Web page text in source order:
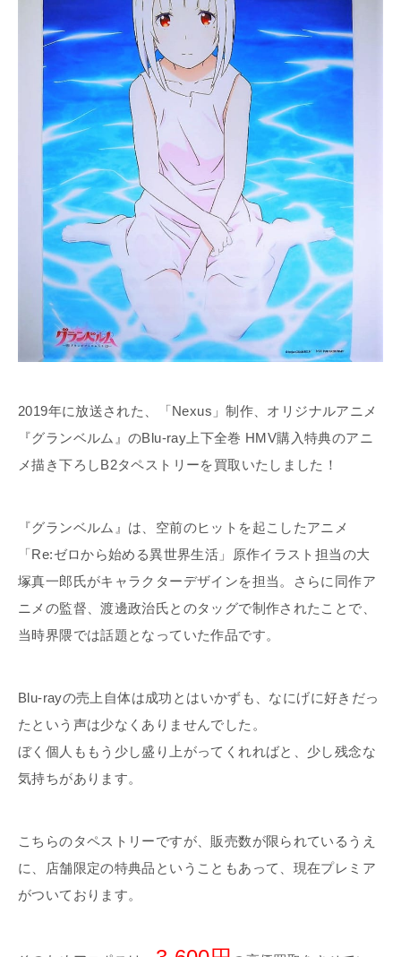
2019年に放送された、「Nexus」制作、オリジナルアニメ
『グランベルム』のBlu-ray上下全巻 HMV購入特典のアニ
メ描き下ろしB2タペストリーを買取いたしました！
『グランベルム』は、空前のヒットを起こしたアニメ
「Re:ゼロから始める異世界生活」原作イラスト担当の大
塚真一郎氏がキャラクターデザインを担当。さらに同作ア
ニメの監督、渡邊政治氏とのタッグで制作されたことで、
当時界隈では話題となっていた作品です。
Blu-rayの売上自体は成功とはいかずも、なにげに好きだっ
たという声は少なくありませんでした。
ぼく個人ももう少し盛り上がってくれればと、少し残念な
気持ちがあります。
こちらのタペストリーですが、販売数が限られているうえ
に、店舗限定の特典品ということもあって、現在プレミア
がついております。